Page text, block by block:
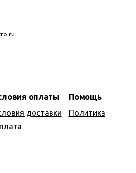
оплаты
доставки
Помощь
Политика